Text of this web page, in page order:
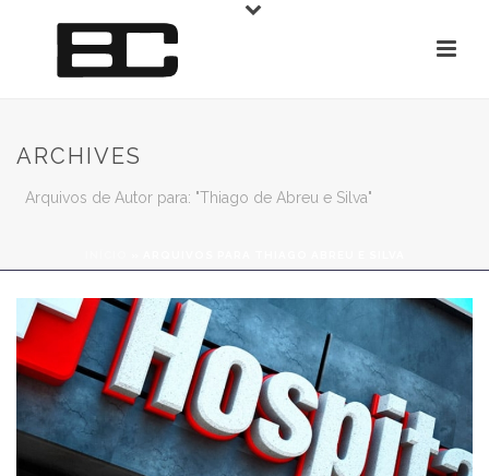
ARCHIVES
Arquivos de Autor para: "Thiago de Abreu e Silva"